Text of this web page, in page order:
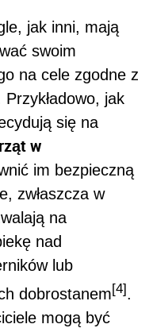
jak inni, mają
swoim
na cele zgodne z
jak
się na
w
im bezpieczną
zwłaszcza w
na
nad
lub
dobrostanem[4] .
mogą być